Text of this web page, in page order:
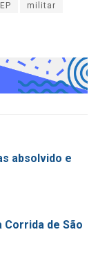
militar
absolvido e
Corrida de São